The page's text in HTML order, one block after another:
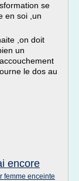
se
en soi ,un
,on doit
un
le dos au
encore
femme enceinte